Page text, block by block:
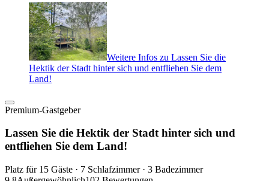
Weitere Infos zu Lassen Sie die
Hektik der Stadt hinter sich und entfliehen Sie dem
Land!
Premium-Gastgeber
Lassen Sie die Hektik der Stadt hinter sich und
entfliehen Sie dem Land!
Platz für 15 Gäste · 7 Schlafzimmer · 3 Badezimmer